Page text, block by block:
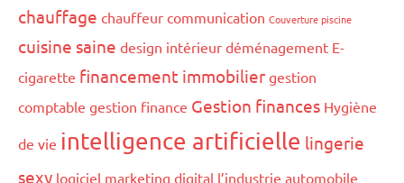
chauffage chauffeur communication Couverture piscine
cuisine saine design intérieur déménagement E-
cigarette financement immobilier gestion
comptable gestion finance Gestion finances Hygiène
de vie intelligence artificielle lingerie
sexy logiciel marketing digital l’industrie automobile